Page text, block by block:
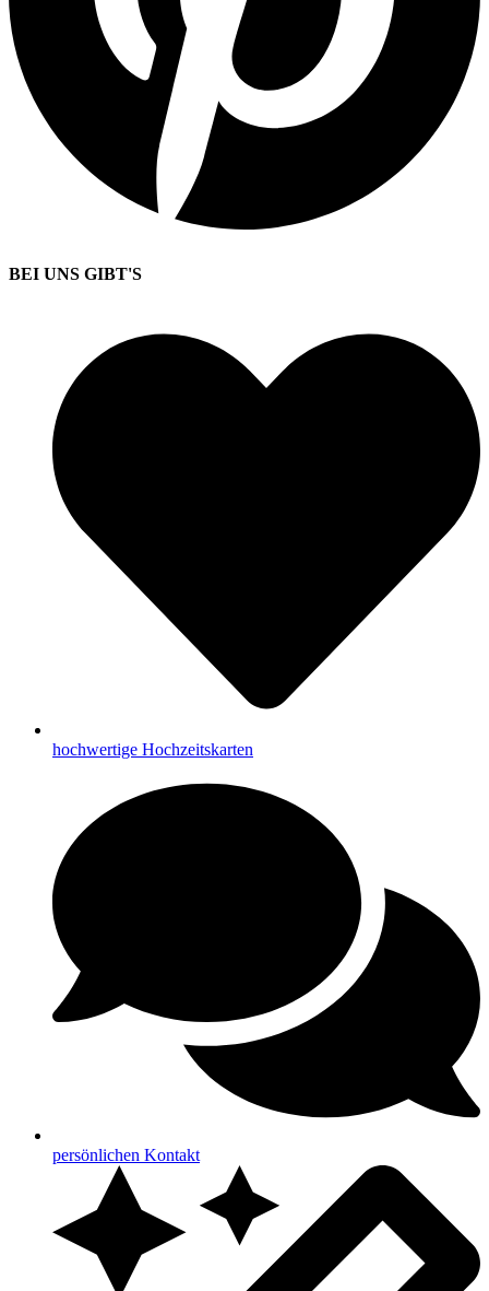
BEI UNS GIBT'S
hochwertige Hochzeitskarten
persönlichen Kontakt